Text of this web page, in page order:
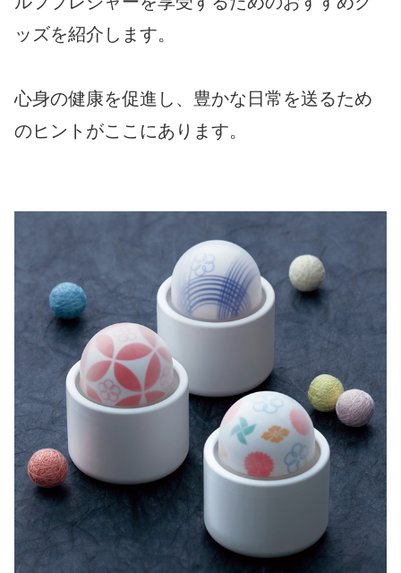
ッズを紹介します。
心身の健康を促進し、豊かな日常を送るため
のヒントがここにあります。